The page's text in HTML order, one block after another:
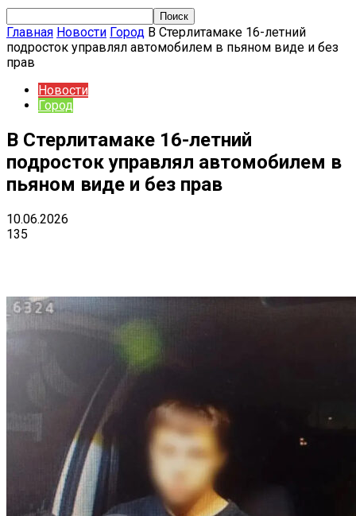
Главная Новости Город В Стерлитамаке 16-летний
подросток управлял автомобилем в пьяном виде и без
прав
Новости
Город
В Стерлитамаке 16-летний
подросток управлял автомобилем в
пьяном виде и без прав
10.06.2026
135